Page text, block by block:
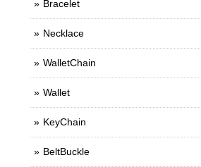
Bracelet
Necklace
WalletChain
Wallet
KeyChain
BeltBuckle